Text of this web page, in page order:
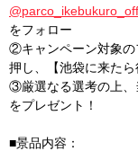
をフォロー
②キャンペーン対象の
押し、【池袋に来た
③厳選なる選考の上、
をプレゼント！
■景品内容：